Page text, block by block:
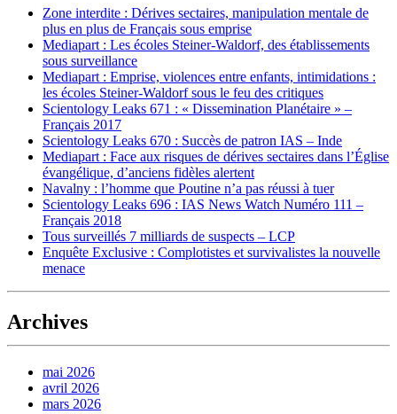
Zone interdite : Dérives sectaires, manipulation mentale de
plus en plus de Français sous emprise
Mediapart : Les écoles Steiner-Waldorf, des établissements
sous surveillance
Mediapart : Emprise, violences entre enfants, intimidations :
les écoles Steiner-Waldorf sous le feu des critiques
Scientology Leaks 671 : « Dissemination Planétaire » –
Français 2017
Scientology Leaks 670 : Succès de patron IAS – Inde
Mediapart : Face aux risques de dérives sectaires dans l’Église
évangélique, d’anciens fidèles alertent
Navalny : l’homme que Poutine n’a pas réussi à tuer
Scientology Leaks 696 : IAS News Watch Numéro 111 –
Français 2018
Tous surveillés 7 milliards de suspects – LCP
Enquête Exclusive : Complotistes et survivalistes la nouvelle
menace
Archives
mai 2026
avril 2026
mars 2026